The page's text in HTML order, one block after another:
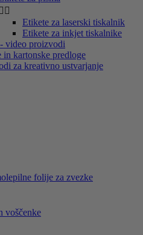
 
Etikete za laserski tiskalnik
Etikete za inkjet tiskalnike
video proizvodi
in kartonske predloge
za kreativno ustvarjanje
folije za zvezke
voščenke